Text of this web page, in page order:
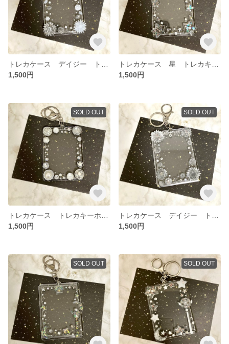
1,500円
1,500円
SOLD OUT
1,500円
SOLD OUT
1,500円
SOLD OUT SOLD OUT